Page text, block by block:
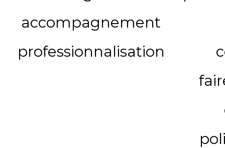
accompagnement
professionnalisation